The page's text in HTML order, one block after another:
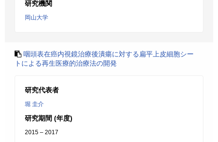
研究機関
岡山大学
咽頭表在癌内視鏡治療後潰瘍に対する扁平上皮細胞シー
トによる再生医療的治療法の開発
研究代表者
堀 圭介
研究期間 (年度)
2015 – 2017